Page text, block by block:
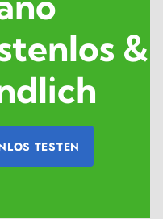
&
TESTEN